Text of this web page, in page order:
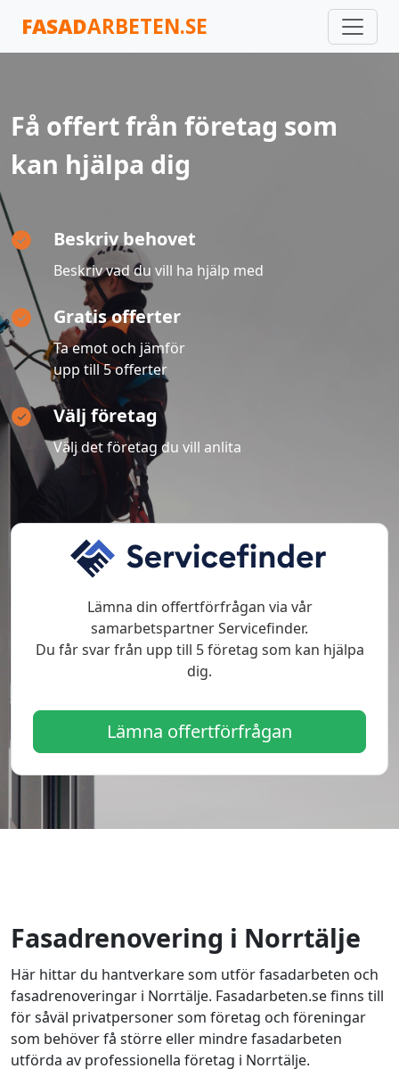
FASADARBETEN.SE
Få offert från företag som
kan hjälpa dig
Beskriv behovet
Beskriv vad du vill ha hjälp med
Gratis offerter
Ta emot och jämför
upp till 5 offerter
Välj företag
Välj det företag du vill anlita
Lämna din offertförfrågan via vår
samarbetspartner Servicefinder.
Du får svar från upp till 5 företag som kan hjälpa
dig.
Lämna offertförfrågan
Fasadrenovering i Norrtälje
Här hittar du hantverkare som utför fasadarbeten och
fasadrenoveringar i Norrtälje. Fasadarbeten.se finns till
för såväl privatpersoner som företag och föreningar
som behöver få större eller mindre fasadarbeten
utförda av professionella företag i Norrtälje.